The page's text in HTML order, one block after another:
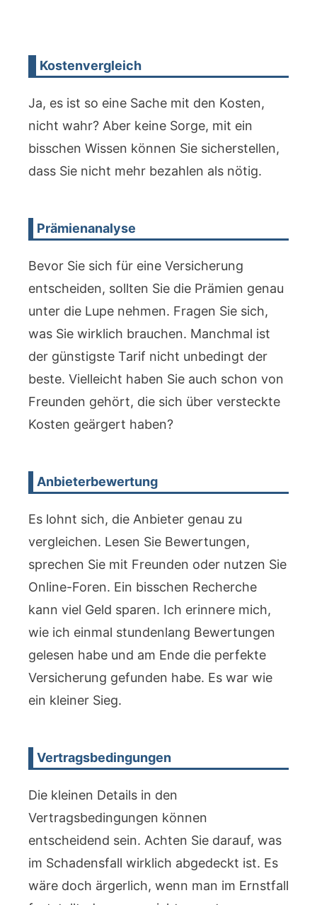
Kostenvergleich
Ja, es ist so eine Sache mit den Kosten,
nicht wahr? Aber keine Sorge, mit ein
bisschen Wissen können Sie sicherstellen,
dass Sie nicht mehr bezahlen als nötig.
Prämienanalyse
Bevor Sie sich für eine Versicherung
entscheiden, sollten Sie die Prämien genau
unter die Lupe nehmen. Fragen Sie sich,
was Sie wirklich brauchen. Manchmal ist
der günstigste Tarif nicht unbedingt der
beste. Vielleicht haben Sie auch schon von
Freunden gehört, die sich über versteckte
Kosten geärgert haben?
Anbieterbewertung
Es lohnt sich, die Anbieter genau zu
vergleichen. Lesen Sie Bewertungen,
sprechen Sie mit Freunden oder nutzen Sie
Online-Foren. Ein bisschen Recherche
kann viel Geld sparen. Ich erinnere mich,
wie ich einmal stundenlang Bewertungen
gelesen habe und am Ende die perfekte
Versicherung gefunden habe. Es war wie
ein kleiner Sieg.
Vertragsbedingungen
Die kleinen Details in den
Vertragsbedingungen können
entscheidend sein. Achten Sie darauf, was
im Schadensfall wirklich abgedeckt ist. Es
wäre doch ärgerlich, wenn man im Ernstfall